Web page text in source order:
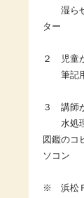
湿らせ
ター
２ 児童
筆記用
３ 講師
水処理
図鑑のコ
ソコン
※ 浜松Ｒ